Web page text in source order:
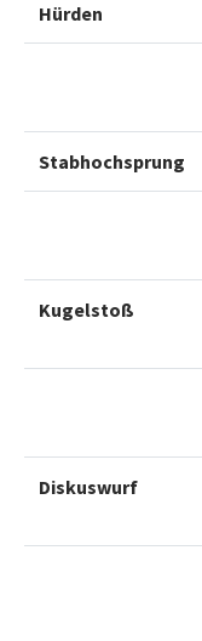
Hürden
Stabhochsprung
Kugelstoß
Diskuswurf